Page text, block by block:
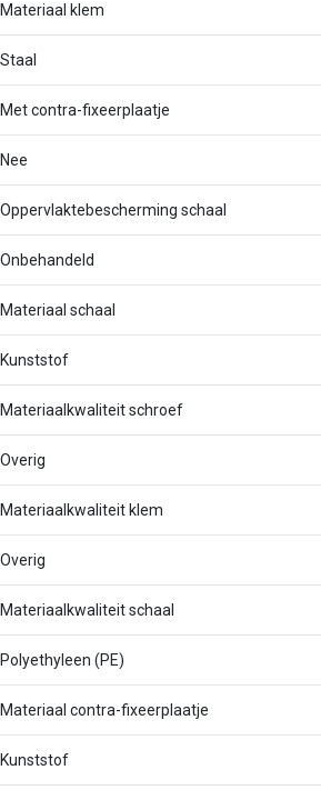
Materiaal klem
Staal
Met contra-fixeerplaatje
Nee
Oppervlaktebescherming schaal
Onbehandeld
Materiaal schaal
Kunststof
Materiaalkwaliteit schroef
Overig
Materiaalkwaliteit klem
Overig
Materiaalkwaliteit schaal
Polyethyleen (PE)
Materiaal contra-fixeerplaatje
Kunststof